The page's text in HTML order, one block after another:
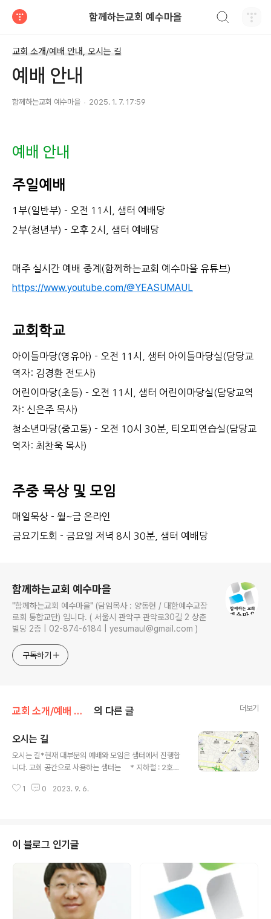
함께하는교회 예수마을
교회 소개/예배 안내, 오시는 길
예배 안내
함께하는교회 예수마을 2025. 1. 7. 17:59
예배 안내
주일예배
1부(일반부) - 오전 11시, 샘터 예배당
2부(청년부) - 오후 2시, 샘터 예배당
매주 실시간 예배 중계(함께하는교회 예수마을 유튜브)
https://www.youtube.com/@YEASUMAUL
교회학교
아이들마당(영유아) - 오전 11시, 샘터 아이들마당실(담당교
역자: 김경환 전도사)
어린이마당(초등) - 오전 11시, 샘터 어린이마당실(담당교역
자: 신은주 목사)
청소년마당(중고등) - 오전 10시 30분, 티오피연습실(담당교
역자: 최찬욱 목사)
주중 묵상 및 모임
매일묵상 - 월~금 온라인
금요기도회 - 금요일 저녁 8시 30분, 샘터 예배당
함께하는교회 예수마을
"함께하는교회 예수마을" (담임목사 : 양동현 / 대한예수교장
로회 통합교단) 입니다. ( 서울시 관악구 관악로30길 2 상춘
빌딩 2층 | 02-874-6184 | yesumaul@gmail.com )
구독하기
교회 소개/예배 안내, 오시는 길 의 다른 글 더보기
오시는 길
오시는 길*현재 대부분의 예배와 모임은 샘터에서 진행합
니다. 교회 공간으로 사용하는 샘터는 * 지하철 : 2호선
걸어오면 우측에 '강남고려병원'이 있고,
스정류장에서 버스승차(501, 506, 641, 650, 750A, 7
50B, 5511, 5517). 승차후 세번째 정류장인 '봉원중
학교, 행운동 우성아파트' 정류장 하차하여 건널목을 건너
면 언덕쪽으로 '강남고..
1 0 2023. 9. 6.
이 블로그 인기글